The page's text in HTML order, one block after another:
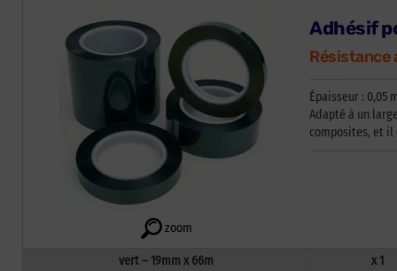
zoom
Adhésif
Résistance
Épaisseur : 0,05
Adapté à un
composites, et
vert – 19mm x 66m
x 1